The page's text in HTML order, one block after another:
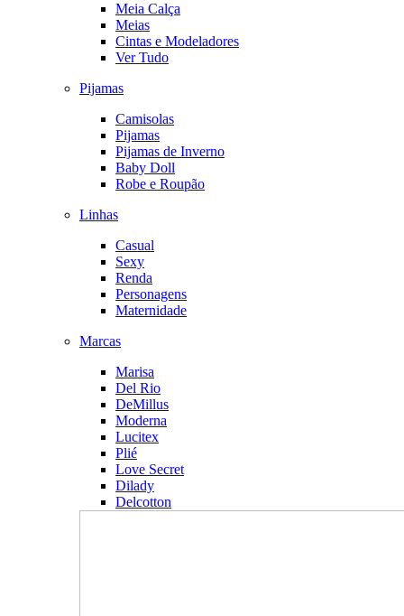
Meia Calça
Meias
Cintas e Modeladores
Ver Tudo
Pijamas
Camisolas
Pijamas
Pijamas de Inverno
Baby Doll
Robe e Roupão
Linhas
Casual
Sexy
Renda
Personagens
Maternidade
Marcas
Marisa
Del Rio
DeMillus
Moderna
Lucitex
Plié
Love Secret
Dilady
Delcotton